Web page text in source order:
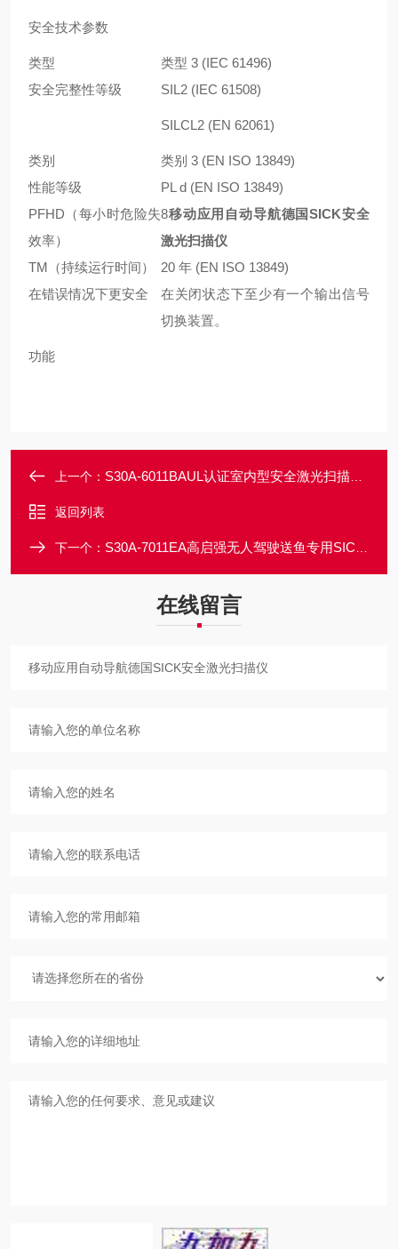
安全技术参数
类型
类型 3 (IEC 61496)
安全完整性等级
SIL2 (IEC 61508)
SILCL2 (EN 62061)
类别
类别 3 (EN ISO 13849)
性能等级
PL d (EN ISO 13849)
PFHD （每小时危险失
效率）
8移动应用自动导航德国SICK安全
激光扫描仪
TM （持续运行时间）
20 年 (EN ISO 13849)
在错误情况下更安全
在关闭状态下至少有一个输出信号
切换装置。
功能
上一个： S30A-6011BAUL认证室内型安全激光扫描仪德国SICK制造
返回列表
下一个： S30A-7011EA高启强无人驾驶送鱼专用SICK安全激光扫描仪
在线留言